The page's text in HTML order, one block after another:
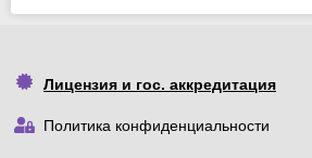
Лицензия и гос. аккредитация
Политика конфиденциальности